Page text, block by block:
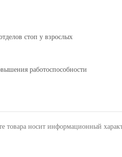
стоп у взрослых
работоспособности
товара носит информационный